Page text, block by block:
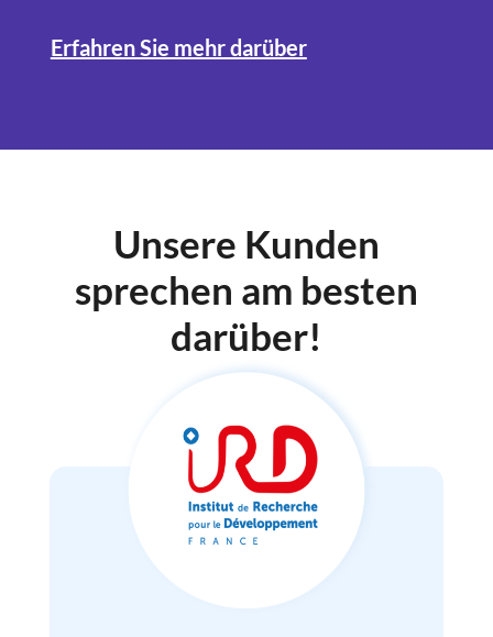
Erfahren Sie mehr darüber
Unsere Kunden
sprechen am besten
darüber!